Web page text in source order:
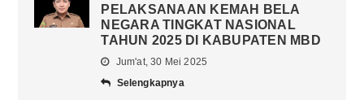
PELAKSANAAN KEMAH BELA
NEGARA TINGKAT NASIONAL
TAHUN 2025 DI KABUPATEN MBD
Jum'at, 30 Mei 2025
Selengkapnya